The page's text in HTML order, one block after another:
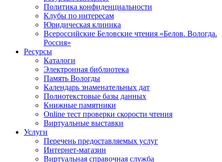
Политика конфиденциальности
Клубы по интересам
Юридическая клиника
Всероссийские Беловские чтения «Белов. Вологда.
Россия»
Ресурсы
Каталоги
Электронная библиотека
Память Вологды
Календарь знаменательных дат
Полнотекстовые базы данных
Книжные памятники
Online тест проверки скорости чтения
Виртуальные выставки
Услуги
Перечень предоставляемых услуг
Интернет-магазин
Виртуальная справочная служба